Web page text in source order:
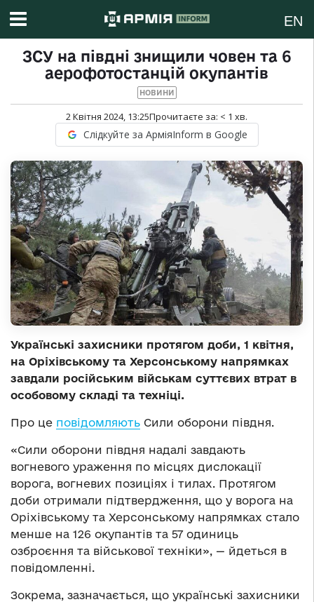
EN
ЗСУ на півдні знищили човен та 6
аерофотостанцій окупантів
НОВИНИ
2 Квітня 2024, 13:25Прочитаєте за: < 1 хв.
Слідкуйте за АрміяInform в Google
Українські захисники протягом доби, 1 квітня,
на Оріхівському та Херсонському напрямках
завдали російським військам суттєвих втрат в
особовому складі та техніці.
Про це повідомляють Сили оборони півдня.
«Сили оборони півдня надалі завдають
вогневого ураження по місцях дислокації
ворога, вогневих позиціях і тилах. Протягом
доби отримали підтвердження, що у ворога на
Оріхівському та Херсонському напрямках стало
менше на 126 окупантів та 57 одиниць
озброєння та військової техніки», — йдеться в
повідомленні.
Зокрема, зазначається, що українські захисники